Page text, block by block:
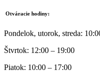
Otváracie hodiny:
Pondelok, utorok, streda:
Štvrtok: 12:00 – 19:00
Piatok: 10:00 – 17:00